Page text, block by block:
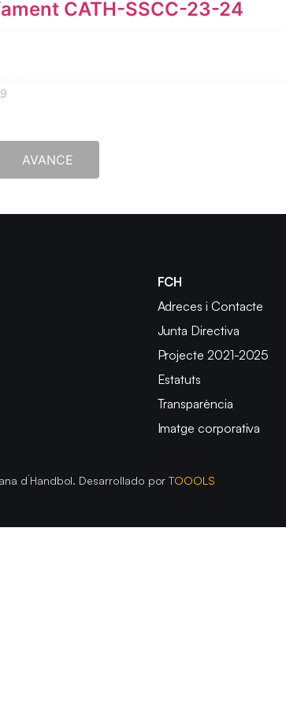
CATH-SSCC-23-24
11-2024
AVANCE
FCH
Adreces i Contacte
Junta Directiva
Projecte 2021-2025
Estatuts
Transparència
Imatge corporativa
d´Handbol. Desarrollado porTOOOLS